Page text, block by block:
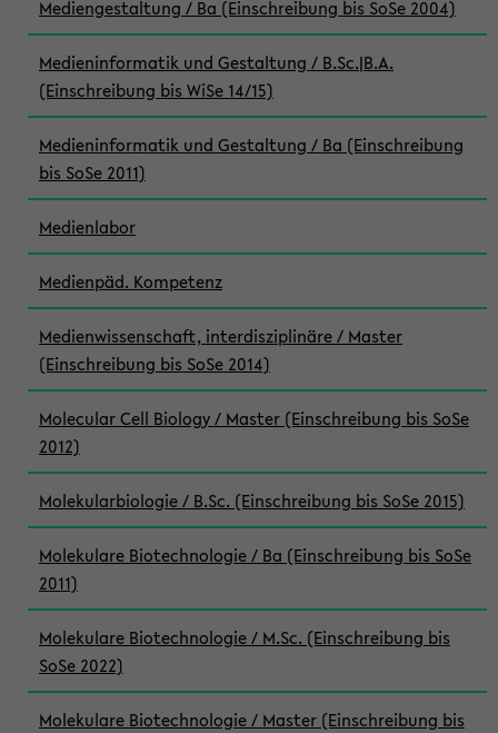
Mediengestaltung / Ba (Einschreibung bis SoSe 2004)
Medieninformatik und Gestaltung / B.Sc.|B.A.
(Einschreibung bis WiSe 14/15)
Medieninformatik und Gestaltung / Ba (Einschreibung
bis SoSe 2011)
Medienlabor
Medienpäd. Kompetenz
Medienwissenschaft, interdisziplinäre / Master
(Einschreibung bis SoSe 2014)
Molecular Cell Biology / Master (Einschreibung bis SoSe
2012)
Molekularbiologie / B.Sc. (Einschreibung bis SoSe 2015)
Molekulare Biotechnologie / Ba (Einschreibung bis SoSe
2011)
Molekulare Biotechnologie / M.Sc. (Einschreibung bis
SoSe 2022)
Molekulare Biotechnologie / Master (Einschreibung bis